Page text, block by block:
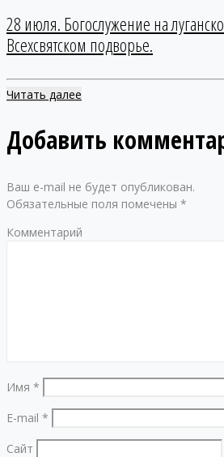
28 июля. Богослужение на
Всехсвятском подворье.
Читать далее
Добавить
Ваш e-mail не будет опубликован.
Обязательные поля помечены *
Комментарий
Имя *
E-mail *
Сайт